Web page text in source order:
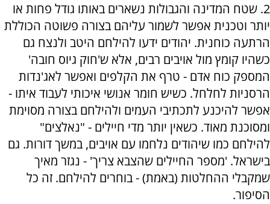
2. שטח המדינה והגבולות נשארים באותו גודל פחות או
יותר וטכנית אפשר לשמור עליהם בצורה פשוטה הכוללת
הרתעה כוחנית. יהודים ידעו להילחם היטב ולנצח גם
כשהיו קומץ מול אויבים רבים, אלא ש'חוק גיוס חובה'
המספק כוח אדם - טרף את הקלפים ואפשר לאג'נדות
הרסניות לחלחל. כשיש חומר אנושי איכותי לעבוד איתו -
אפשר להיכנע לתכתיבי העמים ולהילחם בצורה מסוימת
ומסוכנת מאוד. כשאין יותר מדי חיילים - "נאלצים"
להילחם כמו שיהודים נלחמו עם אויבים, במשך דורות. גם
בישראל. 'מספר החיילים שהצבא צריך' - נגזר מאיך
שמקבלי ההחלטות (באמת) - בוחרים להילחם. זה כל
הסיפור.